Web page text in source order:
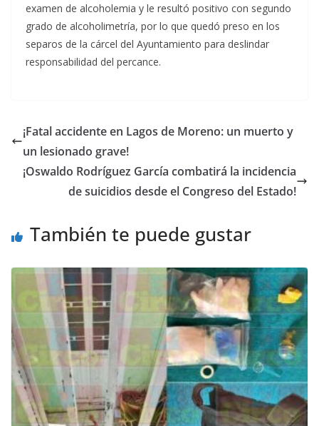
examen de alcoholemia y le resultó positivo con segundo
grado de alcoholimetría, por lo que quedó preso en los
separos de la cárcel del Ayuntamiento para deslindar
responsabilidad del percance.
¡Fatal accidente en Lagos de Moreno: un muerto y
un lesionado grave!
¡Oswaldo Rodríguez García combatirá la incidencia
de suicidios desde el Congreso del Estado!
También te puede gustar